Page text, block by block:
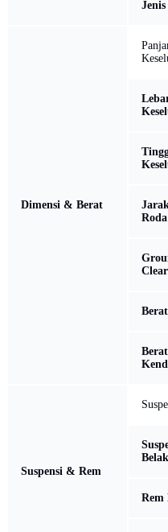
Dimensi & Berat
Roda
Suspensi & Rem
Rem